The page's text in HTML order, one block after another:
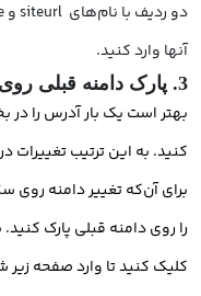
آنها وارد کنید.
3. پارک دامنه قبلی روی آدرس جدید
بهتر است یک بار آدرس را
کنید. به این ترتیب
برای آن‌که تغییر دامنه روی
کلیک کنید تا وارد صفحه‌­ زیر